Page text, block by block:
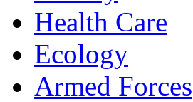
Health Care
Ecology
Armed Forces